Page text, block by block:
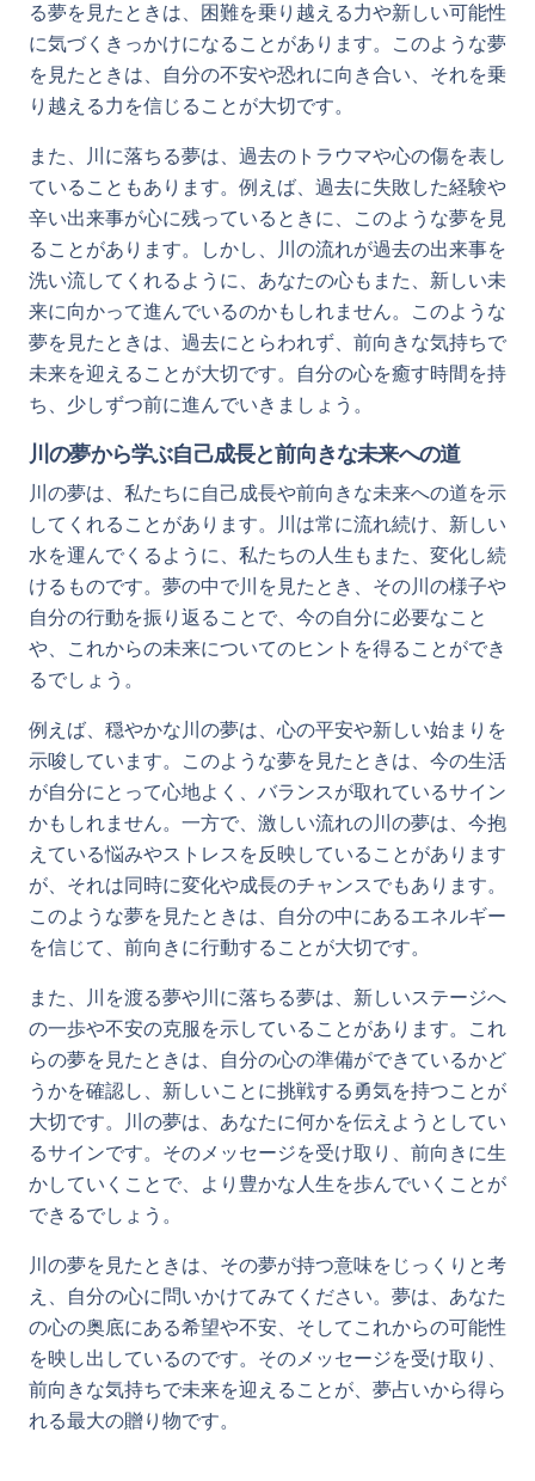
る夢を見たときは、困難を乗り越える力や新しい可能性
に気づくきっかけになることがあります。このような夢
を見たときは、自分の不安や恐れに向き合い、それを乗
り越える力を信じることが大切です。
また、川に落ちる夢は、過去のトラウマや心の傷を表し
ていることもあります。例えば、過去に失敗した経験や
辛い出来事が心に残っているときに、このような夢を見
ることがあります。しかし、川の流れが過去の出来事を
洗い流してくれるように、あなたの心もまた、新しい未
来に向かって進んでいるのかもしれません。このような
夢を見たときは、過去にとらわれず、前向きな気持ちで
未来を迎えることが大切です。自分の心を癒す時間を持
ち、少しずつ前に進んでいきましょう。
川の夢から学ぶ自己成長と前向きな未来への道
川の夢は、私たちに自己成長や前向きな未来への道を示
してくれることがあります。川は常に流れ続け、新しい
水を運んでくるように、私たちの人生もまた、変化し続
けるものです。夢の中で川を見たとき、その川の様子や
自分の行動を振り返ることで、今の自分に必要なこと
や、これからの未来についてのヒントを得ることができ
るでしょう。
例えば、穏やかな川の夢は、心の平安や新しい始まりを
示唆しています。このような夢を見たときは、今の生活
が自分にとって心地よく、バランスが取れているサイン
かもしれません。一方で、激しい流れの川の夢は、今抱
えている悩みやストレスを反映していることがあります
が、それは同時に変化や成長のチャンスでもあります。
このような夢を見たときは、自分の中にあるエネルギー
を信じて、前向きに行動することが大切です。
また、川を渡る夢や川に落ちる夢は、新しいステージへ
の一歩や不安の克服を示していることがあります。これ
らの夢を見たときは、自分の心の準備ができているかど
うかを確認し、新しいことに挑戦する勇気を持つことが
大切です。川の夢は、あなたに何かを伝えようとしてい
るサインです。そのメッセージを受け取り、前向きに生
かしていくことで、より豊かな人生を歩んでいくことが
できるでしょう。
川の夢を見たときは、その夢が持つ意味をじっくりと考
え、自分の心に問いかけてみてください。夢は、あなた
の心の奥底にある希望や不安、そしてこれからの可能性
を映し出しているのです。そのメッセージを受け取り、
前向きな気持ちで未来を迎えることが、夢占いから得ら
れる最大の贈り物です。